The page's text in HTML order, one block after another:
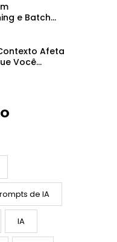
e Batch
Afeta
Você
de IA
IA